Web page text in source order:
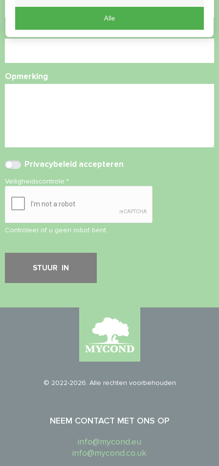
E-mail
Opmerking
Privacybeleid accepteren
Veiligheidscontrole *
Controleer of u geen robot bent.
© 2022-2026. Alle rechten voorbehouden
NEEM CONTACT MET ONS OP
info@mycond.eu
info@mycond.co.uk
Alle